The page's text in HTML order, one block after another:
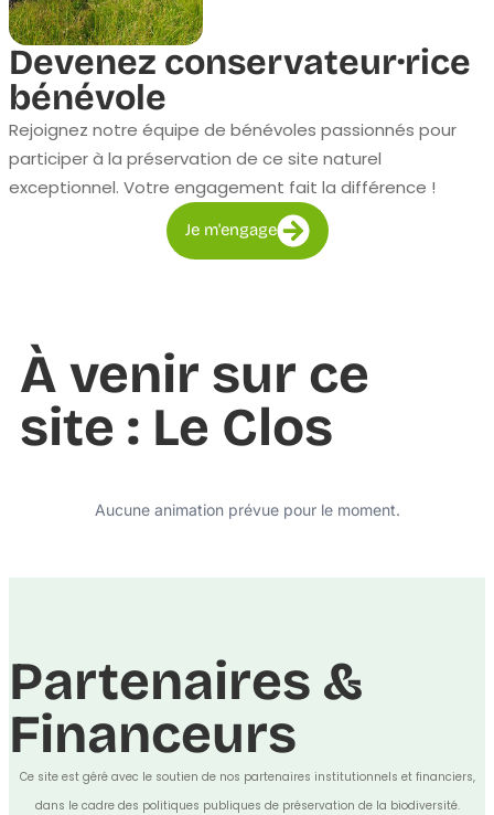
Devenez conservateur·rice
bénévole
Rejoignez notre équipe de bénévoles passionnés pour
participer à la préservation de ce site naturel
exceptionnel. Votre engagement fait la différence !
Je m'engage
À venir sur ce
site : Le Clos
Aucune animation prévue pour le moment.
Partenaires &
Financeurs
Ce site est géré avec le soutien de nos partenaires institutionnels et financiers,
dans le cadre des politiques publiques de préservation de la biodiversité.